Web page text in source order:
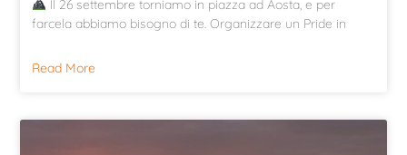
Il 26 settembre torniamo in piazza ad Aosta, e per
farcela abbiamo bisogno di te. Organizzare un Pride in
Read More